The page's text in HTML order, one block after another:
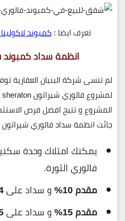
تعرف ايضا :كمبوند
انظمة سداد كمبوند
لم تنسى شركة البنيان العقارية
المشروع و تتيح افضل فرص
جائت انظمة سداد فالوري شيراتون
يمكنك امتلاك وحدة
فالوري الثورة.
مقدم 10%
و سداد على4
مقدم 15%
و سداد على5